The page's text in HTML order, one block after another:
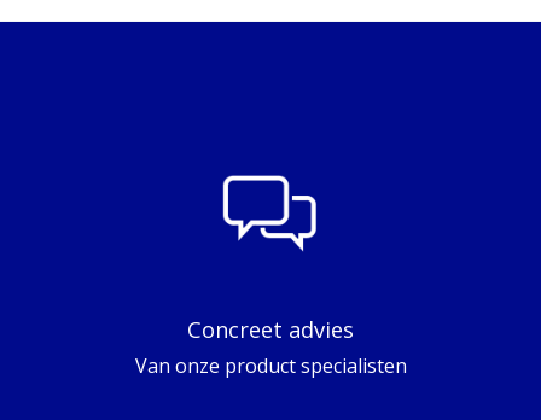
Concreet advies
Van onze product specialisten